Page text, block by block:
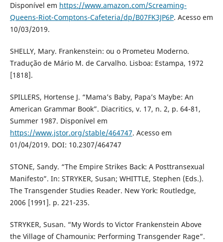
Disponível em https://www.amazon.com/Screaming-
Queens-Riot-Comptons-Cafeteria/dp/B07FK3JP6P. Acesso em
10/03/2019.
SHELLY, Mary. Frankenstein: ou o Prometeu Moderno.
Tradução de Mário M. de Carvalho. Lisboa: Estampa, 1972
[1818].
SPILLERS, Hortense J. “Mama’s Baby, Papa’s Maybe: An
American Grammar Book”. Diacritics, v. 17, n. 2, p. 64-81,
Summer 1987. Disponível em
https://www.jstor.org/stable/464747. Acesso em
01/04/2019. DOI: 10.2307/464747
STONE, Sandy. “The Empire Strikes Back: A Posttransexual
Manifesto”. In: STRYKER, Susan; WHITTLE, Stephen (Eds.).
The Transgender Studies Reader. New York: Routledge,
2006 [1991]. p. 221-235.
STRYKER, Susan. “My Words to Victor Frankenstein Above
the Village of Chamounix: Performing Transgender Rage”.